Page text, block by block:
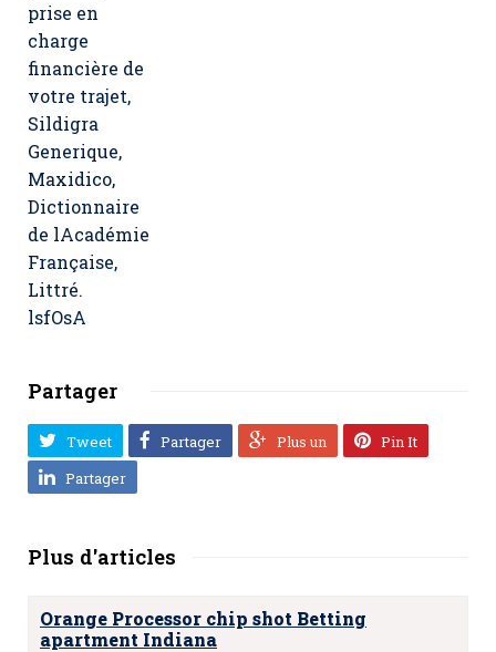
prise en
charge
financière de
votre trajet,
Sildigra
Generique,
Maxidico,
Dictionnaire
de lAcadémie
Française,
Littré.
lsfOsA
Partager
Tweet Partager Plus un
Pin It
Partager
Plus d'articles
Orange Processor chip shot Betting
apartment Indiana